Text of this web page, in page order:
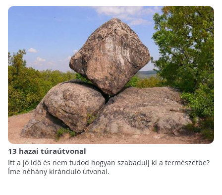
13 hazai túraútvonal
Itt a jó idő és nem tudod hogyan szabadulj ki a természetbe?
Íme néhány kiránduló útvonal.